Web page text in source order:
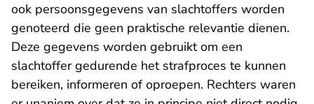
ook persoonsgegevens van slachtoffers worden
genoteerd die geen praktische relevantie dienen.
Deze gegevens worden gebruikt om een
slachtoffer gedurende het strafproces te kunnen
bereiken, informeren of oproepen. Rechters waren